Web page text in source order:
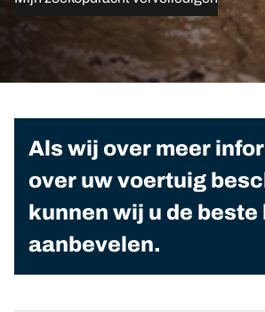
Als wij over meer
over uw voertuig
kunnen wij u de beste
aanbevelen.